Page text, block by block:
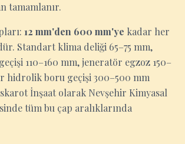
tamamlanır.
12 mm'den 600 mm'ye kadar her
Standart klima deliği 65–75 mm,
110–160 mm, jeneratör egzoz 150–
hidrolik boru geçişi 300–500 mm
İnşaat olarak Nevşehir Kimyasal
tüm bu çap aralıklarında